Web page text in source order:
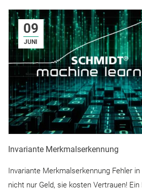
09
JUNI
Invariante Merkmalserkennung
Invariante Merkmalserkennung Fehler
nicht nur Geld, sie kosten Vertrauen!